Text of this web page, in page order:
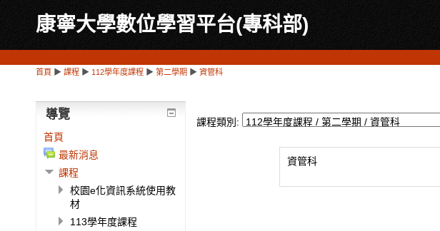
康寧大學數位學習平台(專科部)
首頁 ▶ 課程 ▶ 112學年度課程 ▶ 第二學期 ▶ 資管科
課程類別:
資管科
導覽
首頁
最新消息
課程
校園e化資訊系統使用教
材
113學年度課程